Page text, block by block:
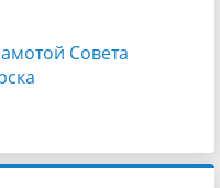
Совета